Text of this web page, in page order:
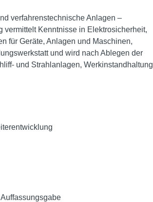
verfahrenstechnische Anlagen –
Kenntnisse in Elektrosicherheit,
für Geräte, Anlagen und Maschinen,
und wird nach Ablegen der
und Strahlanlagen, Werkinstandhaltung